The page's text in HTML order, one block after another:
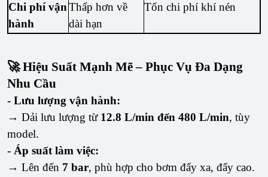
Chi phí vận
hành
Thấp hơn về
dài hạn
Tốn chi phí khí nén
🚀 Hiệu Suất Mạnh Mẽ – Phục Vụ Đa Dạng
Nhu Cầu
- Lưu lượng vận hành:
→ Dải lưu lượng từ 12.8 L/min đến 480 L/min, tùy
model.
- Áp suất làm việc:
→ Lên đến 7 bar, phù hợp cho bơm đẩy xa, đẩy cao.